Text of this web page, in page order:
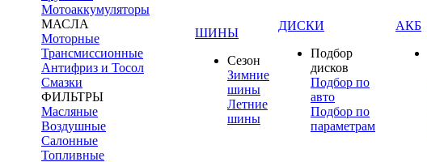
Мотоаккумуляторы
МАСЛА
Моторные
Трансмиссионные
Антифриз и Тосол
Смазки
ФИЛЬТРЫ
Масляные
Воздушные
Салонные
Топливные
ШИНЫ
Сезон
Зимние
шины
Летние
шины
ДИСКИ
Подбор
дисков
Подбор по
авто
Подбор по
параметрам
АКБ